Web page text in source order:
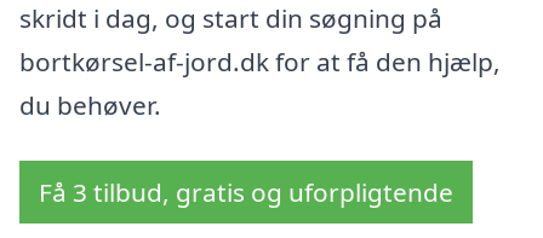
skridt i dag, og start din søgning på
bortkørsel-af-jord.dk for at få den hjælp,
du behøver.
Få 3 tilbud, gratis og uforpligtende